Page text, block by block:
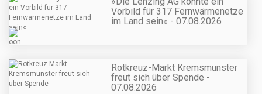
Vorbild für 317 Fernwärmenetze
im Land sein« - 07.08.2026
Rotkreuz-Markt Kremsmünster
freut sich über Spende -
07.08.2026